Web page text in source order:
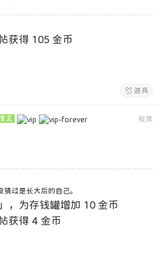
获得 105 金币
 道具
板凳
主
过是长大后的自己。
，为存钱罐增加 10 金币
获得 4 金币